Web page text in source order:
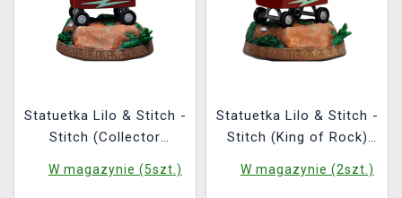
Statuetka Lilo & Stitch -
Stitch (Collector
W magazynie (5szt.)
Statuetka Lilo & Stitch -
Stitch (King of Rock)
W magazynie (2szt.)